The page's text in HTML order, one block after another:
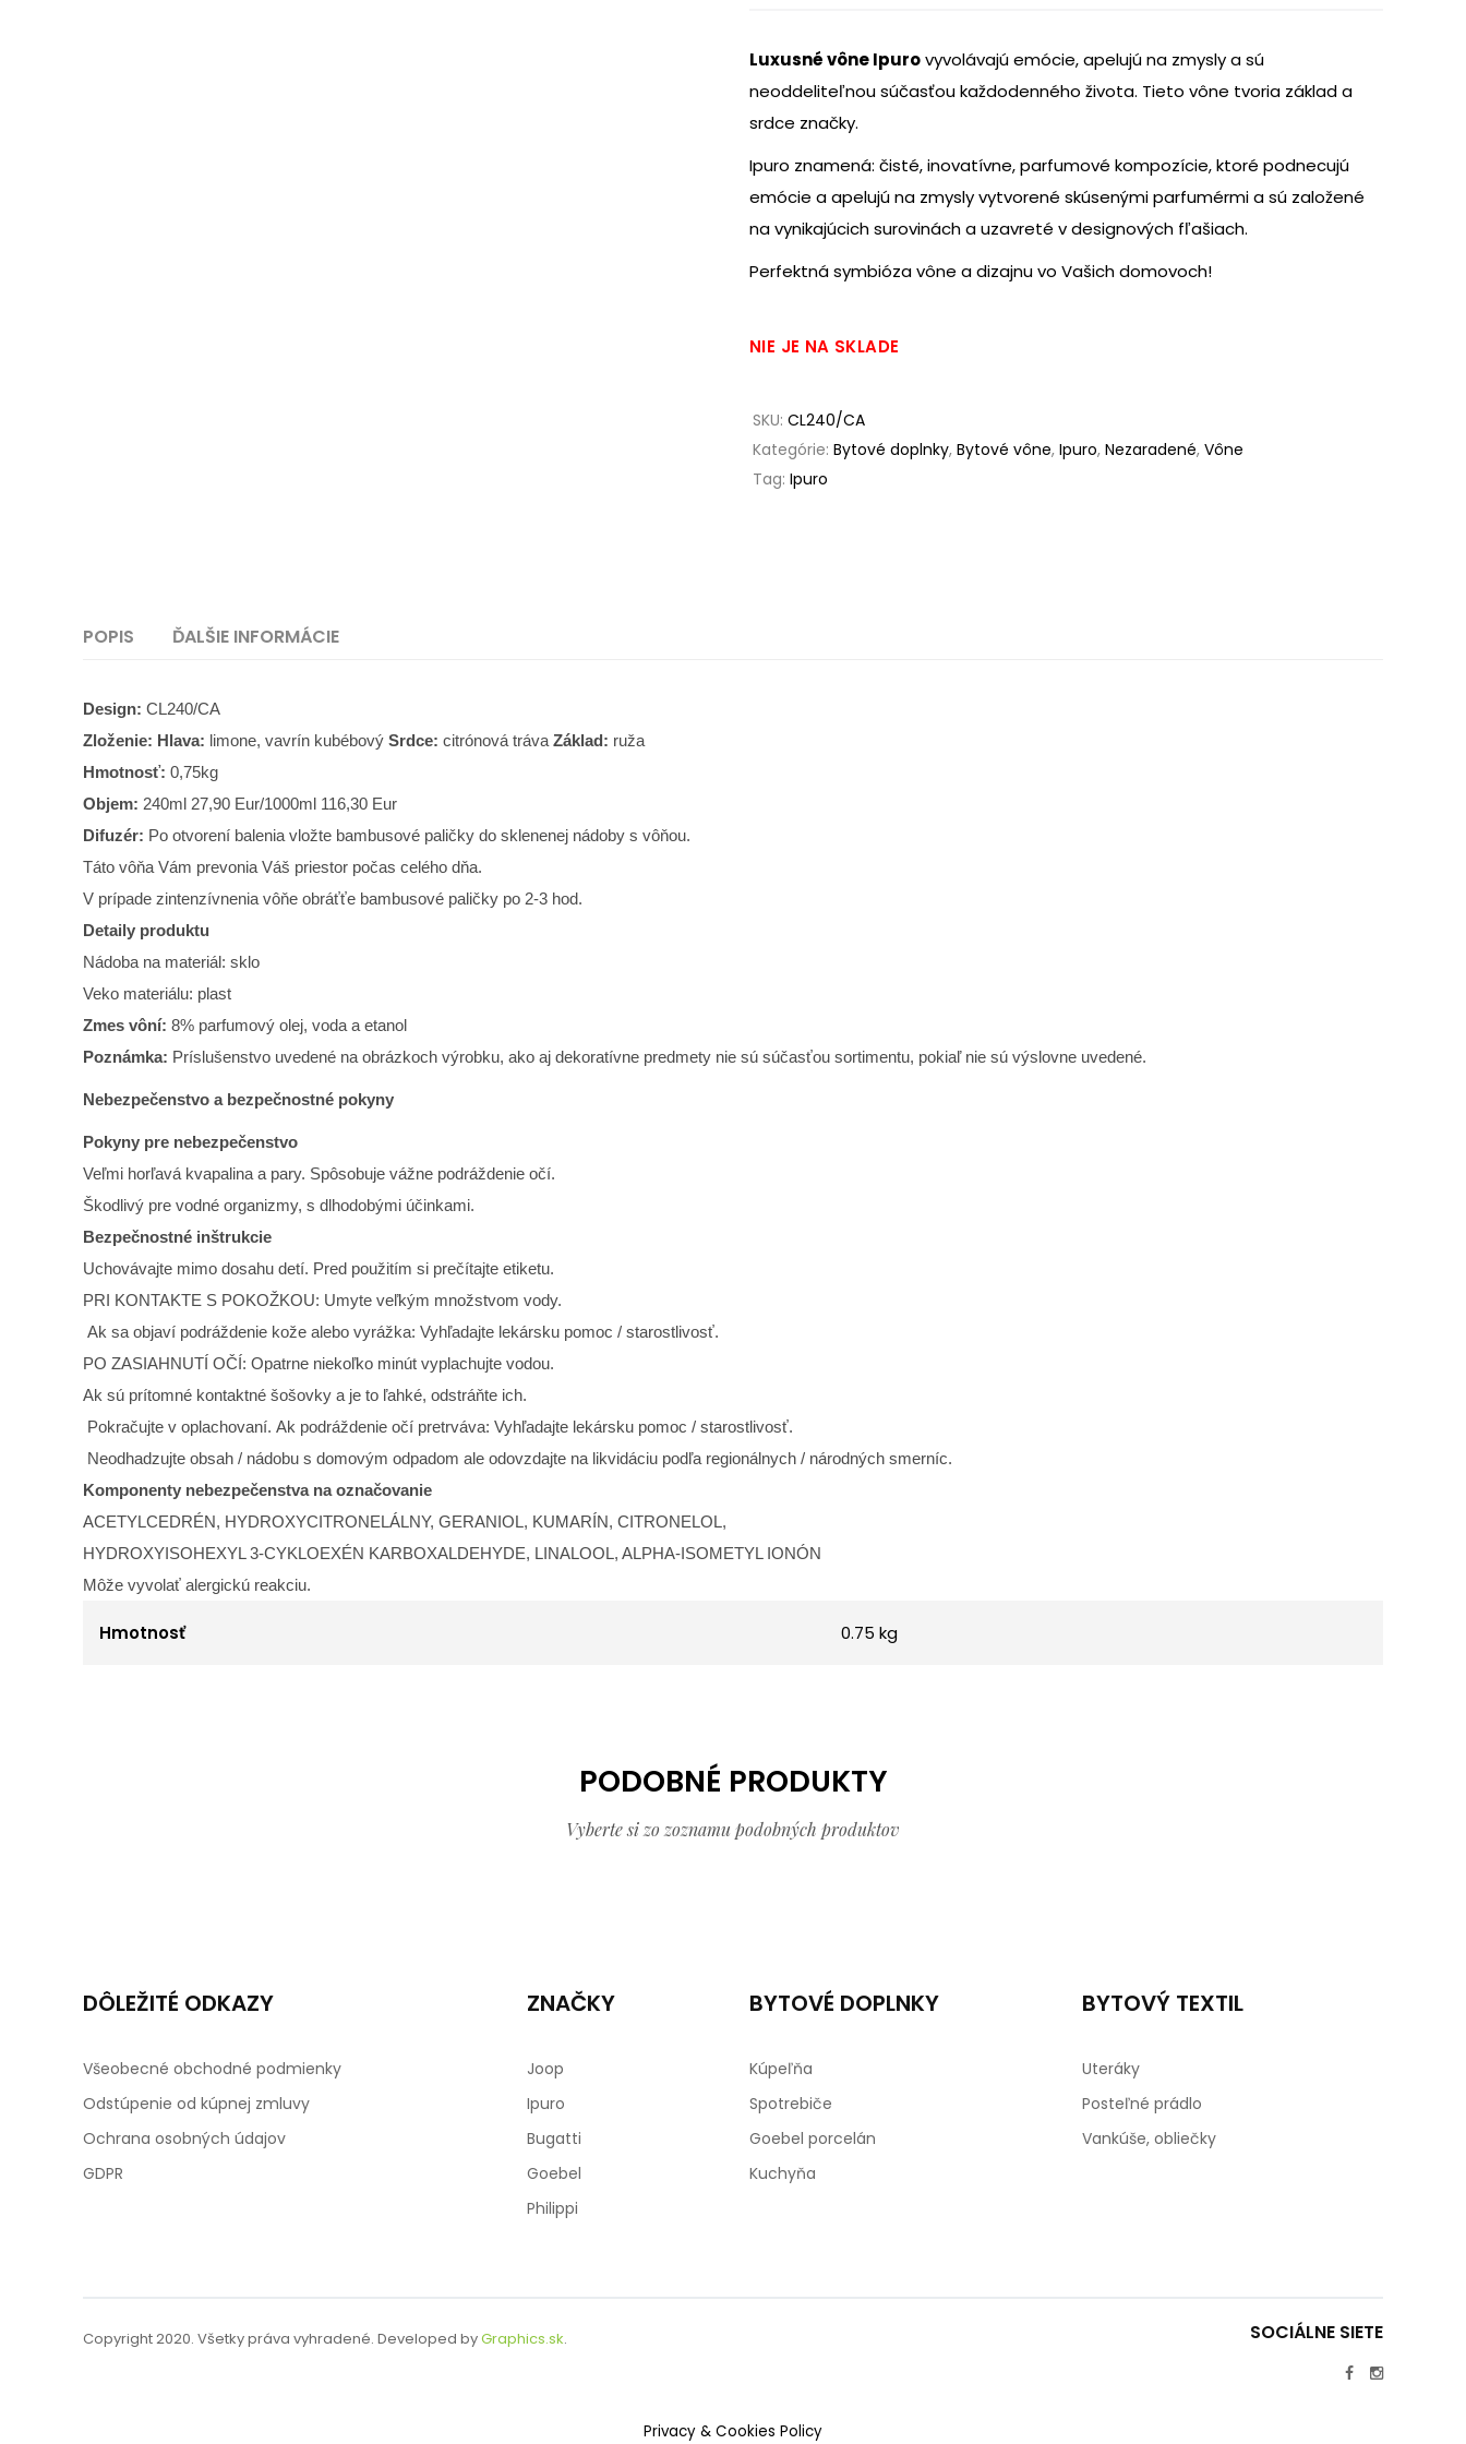
Luxusné vône Ipurovyvolávajú emócie, apelujú na zmysly a sú
neoddeliteľnou súčasťou každodenného života. Tieto vône tvoria základ a
srdce značky.
Ipuro znamená: čisté, inovatívne, parfumové kompozície, ktoré podnecujú
emócie a apelujú na zmysly vytvorené skúsenými parfumérmi a sú založené
na vynikajúcich surovinách a uzavreté v designových fľašiach.
Perfektná symbióza vône a dizajnu vo Vašich domovoch!
NIE JE NA SKLADE
SKU: CL240/CA
Kategórie: Bytové doplnky, Bytové vône, Ipuro, Nezaradené, Vône
Tag: Ipuro
POPIS ĎALŠIE INFORMÁCIE
Design: CL240/CA
Zloženie: Hlava: limone, vavrín kubébový Srdce: citrónová tráva Základ: ruža
Hmotnosť: 0,75kg
Objem: 240ml 27,90 Eur/1000ml 116,30 Eur
Difuzér: Po otvorení balenia vložte bambusové paličky do sklenenej nádoby s vôňou.
Táto vôňa Vám prevonia Váš priestor počas celého dňa.
V prípade zintenzívnenia vôňe obráťťe bambusové paličky po 2-3 hod.
Detaily produktu
Nádoba na materiál: sklo
Veko materiálu: plast
Zmes vôní: 8% parfumový olej, voda a etanol
Poznámka: Príslušenstvo uvedené na obrázkoch výrobku, ako aj dekoratívne predmety nie sú súčasťou sortimentu, pokiaľ nie sú výslovne uvedené.
Nebezpečenstvo a bezpečnostné pokyny
Pokyny pre nebezpečenstvo
Veľmi horľavá kvapalina a pary. Spôsobuje vážne podráždenie očí.
Škodlivý pre vodné organizmy, s dlhodobými účinkami.
Bezpečnostné inštrukcie
Uchovávajte mimo dosahu detí. Pred použitím si prečítajte etiketu.
PRI KONTAKTE S POKOŽKOU: Umyte veľkým množstvom vody.
Ak sa objaví podráždenie kože alebo vyrážka: Vyhľadajte lekársku pomoc / starostlivosť.
PO ZASIAHNUTÍ OČÍ: Opatrne niekoľko minút vyplachujte vodou.
Ak sú prítomné kontaktné šošovky a je to ľahké, odstráňte ich.
Pokračujte v oplachovaní. Ak podráždenie očí pretrváva: Vyhľadajte lekársku pomoc / starostlivosť.
Neodhadzujte obsah / nádobu s domovým odpadom ale odovzdajte na likvidáciu podľa regionálnych / národných smerníc.
Komponenty nebezpečenstva na označovanie
ACETYLCEDRÉN, HYDROXYCITRONELÁLNY, GERANIOL, KUMARÍN, CITRONELOL,
HYDROXYISOHEXYL 3-CYKLOEXÉN KARBOXALDEHYDE, LINALOOL, ALPHA-ISOMETYL IONÓN
Môže vyvolať alergickú reakciu.
Hmotnosť 0.75 kg
PODOBNÉ PRODUKTY
Vyberte si zo zoznamu podobných produktov
DÔLEŽITÉ ODKAZY
Všeobecné obchodné podmienky
Odstúpenie od kúpnej zmluvy
Ochrana osobných údajov
GDPR
ZNAČKY
Joop
Ipuro
Bugatti
Goebel
Philippi
BYTOVÉ DOPLNKY
Kúpeľňa
Spotrebiče
Goebel porcelán
Kuchyňa
BYTOVÝ TEXTIL
Uteráky
Posteľné prádlo
Vankúše, obliečky
Copyright 2020. Všetky práva vyhradené. Developed byGraphics.sk. SOCIÁLNE SIETE
Privacy & Cookies Policy